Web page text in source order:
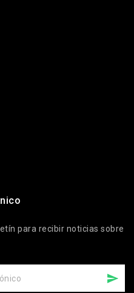
para recibir noticias sobre